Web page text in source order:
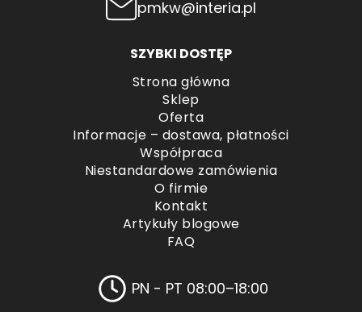
pmkw@interia.pl
SZYBKI DOSTĘP
Strona główna
Sklep
Oferta
Informacje – dostawa, płatności
Współpraca
Niestandardowe zamówienia
O firmie
Kontakt
Artykuły blogowe
FAQ
PN - PT 08:00–18:00